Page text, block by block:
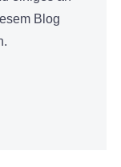
Blog